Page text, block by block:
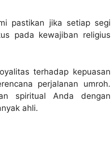
pastikan jika setiap segi
pada kewajiban religius
terhadap kepuasan
perjalanan umroh.
spiritual Anda dengan
ahli.